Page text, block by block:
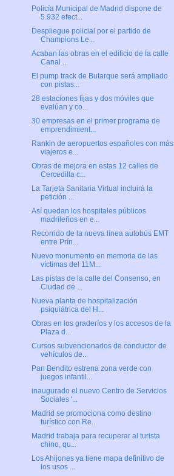
Policía Municipal de Madrid dispone de
5.932 efect...
Despliegue policial por el partido de
Champions Le...
Acaban las obras en el edificio de la calle
Canal ...
El pump track de Butarque será ampliado
con pistas...
28 estaciones fijas y dos móviles que
evalúan y co...
30 empresas en el primer programa de
emprendimient...
Rankin de aeropuertos españoles con más
viajeros e...
Obras de mejora en estas 12 calles de
Cercedilla c...
La Tarjeta Sanitaria Virtual incluirá la
petición ...
Así quedan los hospitales públicos
madrileños en e...
Recorrido de la nueva línea autobús EMT
entre Prín...
Nuevo monumento en memoria de las
víctimas del 11M...
Las pistas de la calle del Consenso, en
Ciudad de ...
Nueva planta de hospitalización
psiquiátrica del H...
Obras en los graderíos y los accesos de la
Plaza d...
Cursos subvencionados de conductor de
vehículos de...
Pan Bendito estrena zona verde con
juegos infantil...
inaugurado el nuevo Centro de Servicios
Sociales '...
Madrid se promociona como destino
turístico con Re...
Madrid trabaja para recuperar al turista
chino, qu...
Los Ahijones ya tiene mapa definitivo de
los usos ...